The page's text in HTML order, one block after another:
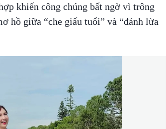
khiến công chúng bất ngờ vì trông
hồ giữa “che giấu tuổi” và “đánh lừa